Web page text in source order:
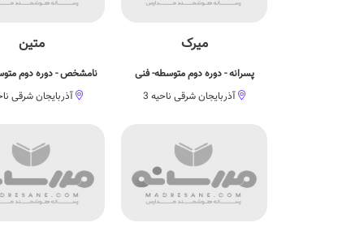
میرک
پسرانه - دوره دوم متوسطه- فنی
آذربایجان شرقی ناحیه 3
متين
نامشخص - دوره دوم
آذربایجان شرقی